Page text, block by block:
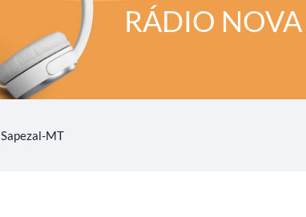
RÁDIO
Sapezal-MT